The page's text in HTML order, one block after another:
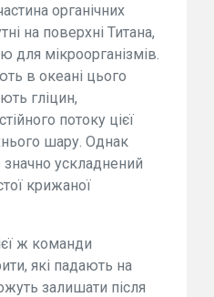
органічних
на поверхні Титана,
для мікроорганізмів.
в океані цього
гліцин,
потоку цієї
шару. Однак
ускладнений
крижаної
ж команди
які падають на
залишати після